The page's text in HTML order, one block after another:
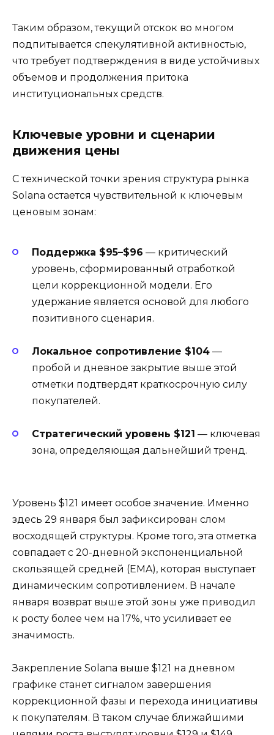
Таким образом, текущий отскок во многом
подпитывается спекулятивной активностью,
что требует подтверждения в виде устойчивых
объемов и продолжения притока
институциональных средств.
Ключевые уровни и сценарии
движения цены
С технической точки зрения структура рынка
Solana остается чувствительной к ключевым
ценовым зонам:
Поддержка $95–$96 — критический
уровень, сформированный отработкой
цели коррекционной модели. Его
удержание является основой для любого
позитивного сценария.
Локальное сопротивление $104 —
пробой и дневное закрытие выше этой
отметки подтвердят краткосрочную силу
покупателей.
Стратегический уровень $121 — ключевая
зона, определяющая дальнейший тренд.
Уровень $121 имеет особое значение. Именно
здесь 29 января был зафиксирован слом
восходящей структуры. Кроме того, эта отметка
совпадает с 20-дневной экспоненциальной
скользящей средней (EMA), которая выступает
динамическим сопротивлением. В начале
января возврат выше этой зоны уже приводил
к росту более чем на 17%, что усиливает ее
значимость.
Закрепление Solana выше $121 на дневном
графике станет сигналом завершения
коррекционной фазы и перехода инициативы
к покупателям. В таком случае ближайшими